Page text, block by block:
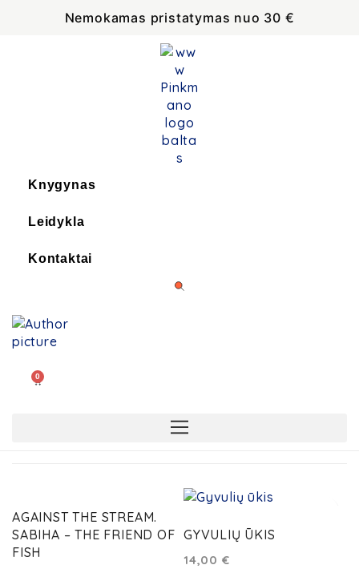
Nemokamas pristatymas nuo 30 €
Knygynas
Leidykla
Kontaktai
0
AGAINST THE STREAM.
SABIHA – THE FRIEND OF
FISH
GYVULIŲ ŪKIS
14,00 €